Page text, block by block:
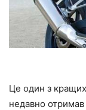
Це один з кращих
недавно отримав